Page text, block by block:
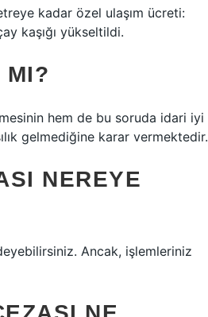
kadar özel ulaşım ücreti:
kaşığı yükseltildi.
MI?
hem de bu soruda idari iyi
gelmediğine karar vermektedir.
NEREYE
Ancak, işlemleriniz